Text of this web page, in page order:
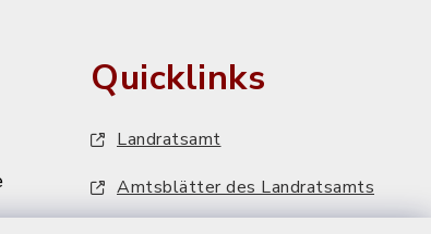
Quicklinks
Landratsamt
Amtsblätter des Landratsamts